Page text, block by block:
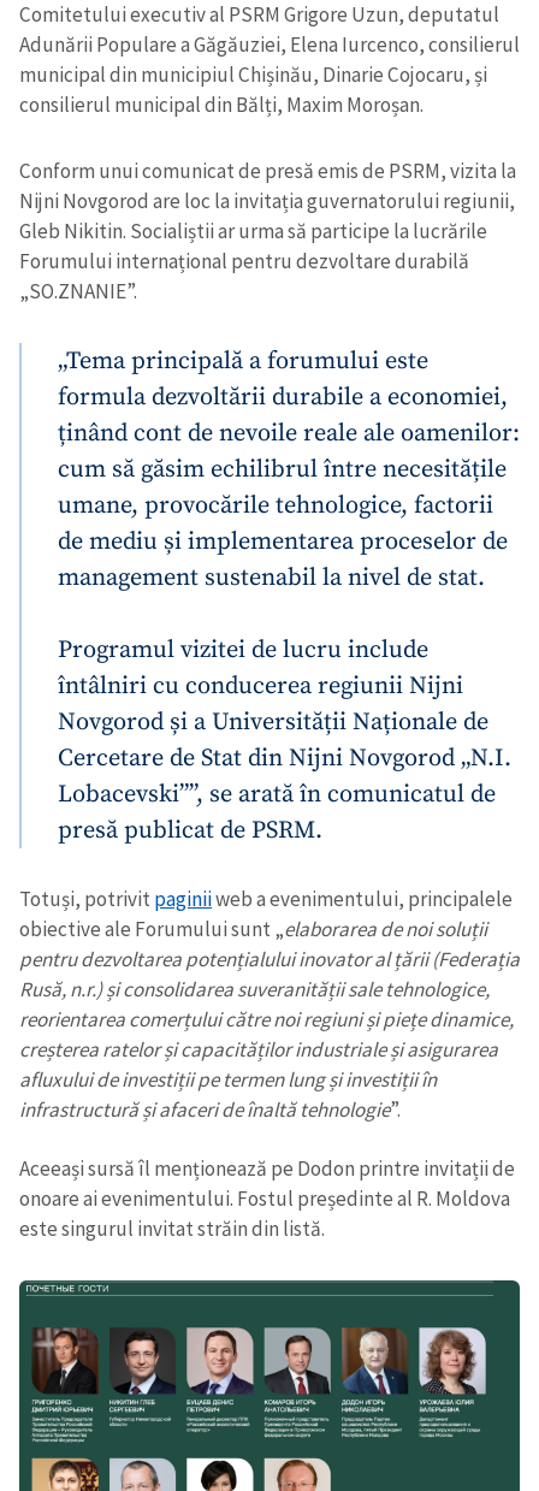
Comitetului executiv al PSRM Grigore Uzun, deputatul
Adunării Populare a Găgăuziei, Elena Iurcenco, consilierul
municipal din municipiul Chișinău, Dinarie Cojocaru, și
consilierul municipal din Bălți, Maxim Moroșan.
Conform unui comunicat de presă emis de PSRM, vizita la
Nijni Novgorod are loc la invitația guvernatorului regiunii,
Gleb Nikitin. Socialiștii ar urma să participe la lucrările
Forumului internațional pentru dezvoltare durabilă
„SO.ZNANIE”.
„Tema principală a forumului este
formula dezvoltării durabile a economiei,
ținând cont de nevoile reale ale oamenilor:
cum să găsim echilibrul între necesitățile
umane, provocările tehnologice, factorii
de mediu și implementarea proceselor de
management sustenabil la nivel de stat.
Programul vizitei de lucru include
întâlniri cu conducerea regiunii Nijni
Novgorod și a Universității Naționale de
Cercetare de Stat din Nijni Novgorod „N.I.
Lobacevski””, se arată în comunicatul de
presă publicat de PSRM.
Totuși, potrivit paginiiweb a evenimentului, principalele
obiective ale Forumului sunt „elaborarea de noi soluții
pentru dezvoltarea potențialului inovator al țării (Federația
Rusă, n.r.) și consolidarea suveranității sale tehnologice,
reorientarea comerțului către noi regiuni și piețe dinamice,
creșterea ratelor și capacităților industriale și asigurarea
afluxului de investiții pe termen lung și investiții în
infrastructură și afaceri de înaltă tehnologie”.
Aceeași sursă îl menționează pe Dodon printre invitații de
onoare ai evenimentului. Fostul președinte al R. Moldova
este singurul invitat străin din listă.